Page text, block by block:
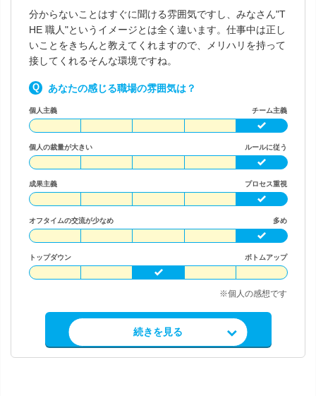
分からないことはすぐに聞ける雰囲気ですし、みなさん"T
HE 職人"というイメージとは全く違います。仕事中は正し
いことをきちんと教えてくれますので、メリハリを持って
接してくれるそんな環境ですね。
あなたの感じる職場の雰囲気は？
個人主義 チーム主義
個人の裁量が大きい ルールに従う
成果主義 プロセス重視
オフタイムの交流が少なめ 多め
トップダウン ボトムアップ
※個人の感想です
求人情報を見る
続きを見る